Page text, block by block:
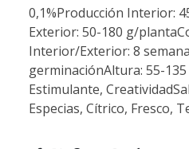
0,1%Producción Interior:
Exterior: 50-180 g/
Interior/Exterior: 8
germinaciónAltura: 55-
Estimulante,
Especias, Cítrico, Fresco,